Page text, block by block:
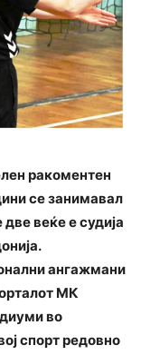
ракоментен
се занимавал
веќе е судија
ангажмани
МК
во
спорт редовно